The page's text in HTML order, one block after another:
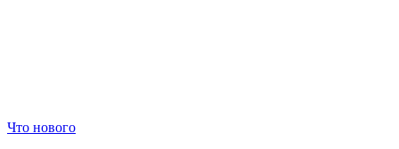
Что нового